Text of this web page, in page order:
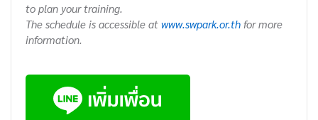
to plan your training.
The schedule is accessible at www.swpark.or.th for more
information.